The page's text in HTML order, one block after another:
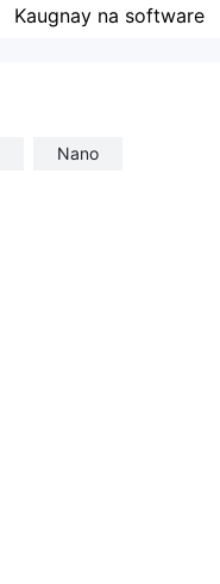
Kaugnay na software
Nano